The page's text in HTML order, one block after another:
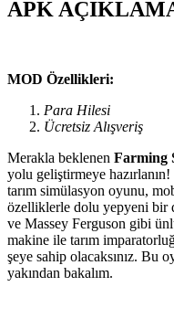
APK
MOD Özellikleri:
Para Hilesi
Ücretsiz Alışveriş
Merakla beklenen Farming
yolu geliştirmeye
tarım simülasyon oyunu,
özelliklerle dolu yepyeni bir
ve Massey Ferguson gibi
makine ile tarım
şeye sahip olacaksınız. Bu
yakından bakalım.